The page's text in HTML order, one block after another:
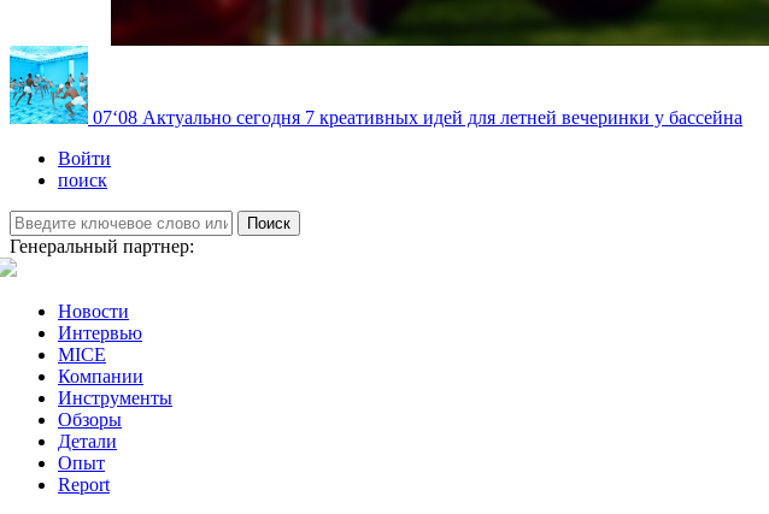
07‘08 Актуально сегодня 7 креативных идей для летней вечеринки у бассейна
Войти
поиск
Поиск
Генеральный партнер:
Новости
Интервью
MICE
Компании
Инструменты
Обзоры
Детали
Опыт
Report